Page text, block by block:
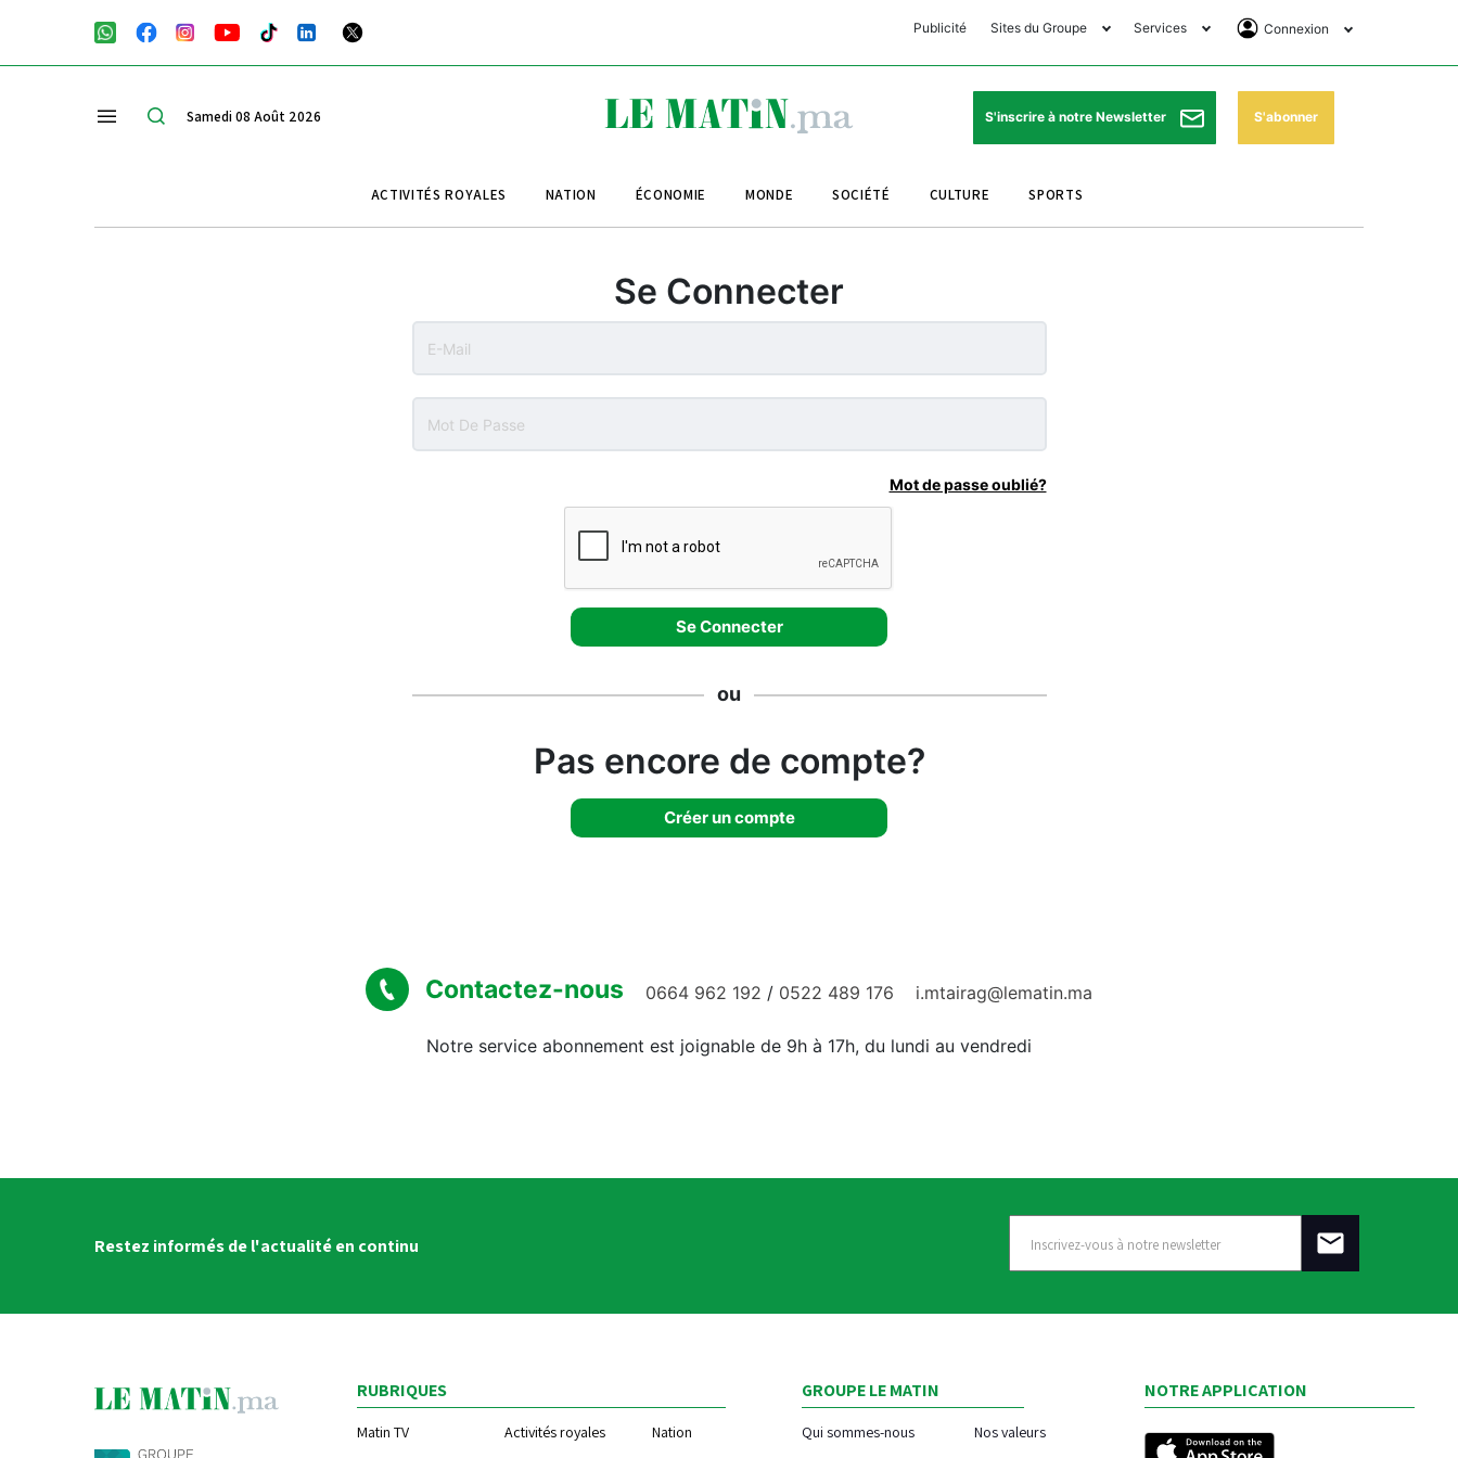
Publicité Sites du Groupe
Club Avantages
Le Matin Sports
Le Matin Store
Services
Horaires de prières
Pharmacies de garde
Programme TV
Connexion
Se Connecter
Abonnement
Samedi 08 Août 2026 S'inscrire à notre Newsletter S'abonner
ACTIVITÉS ROYALES NATION ÉCONOMIE MONDE SOCIÉTÉ CULTURE SPORTS
Se Connecter
Mot de passe oublié?
ou
Pas encore de compte?
Créer un compte
Contactez-nous 0664 962 192 / 0522 489 176 i.mtairag@lematin.ma
Notre service abonnement est joignable de 9h à 17h, du lundi au vendredi
Restez informés de l'actualité en continu
RUBRIQUES
Matin TV Activités royales
Nation
GROUPE LE MATIN
Qui sommes-nous Nos valeurs
NOTRE APPLICATION